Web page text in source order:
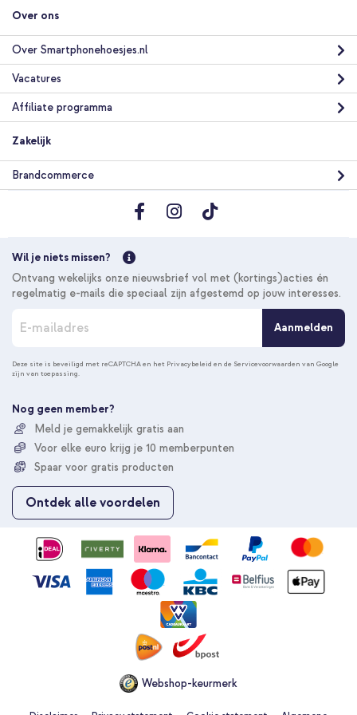
€ 29,98 € 28,78
In winkelmandje
Gratis
imoshion Design Trifold Bookcase Apple iPad 11 (2025) 11 inch
A16 / iPad 10 (2022) 10.9 inch - Happy Dots + Luxe Autostoel
10% korting
€ 46,98
Gratis verzending € 44,08
verzending
Over ons
Over Smartphonehoesjes.nl
Vacatures
Affiliate programma
Zakelijk
Brandcommerce
Wil je niets missen?
Ontvang wekelijks onze nieuwsbrief vol met (kortings)acties én
regelmatig e-mails die speciaal zijn afgestemd op jouw interesses.
n
n
e
u
o
p
z
Aanmelden
Deze site is beveiligd met reCAPTCHA en het Privacybeleid en de Servicevoorwaarden van Google
zijn van toepassing.
Nog geen member?
Meld je gemakkelijk gratis aan
Voor elke euro krijg je 10 memberpunten
Spaar voor gratis producten
Ontdek alle voordelen
Webshop-keurmerk